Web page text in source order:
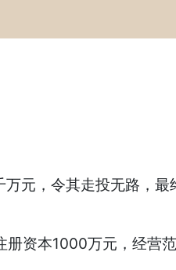
，令其走投无路，最
本1000万元，经营